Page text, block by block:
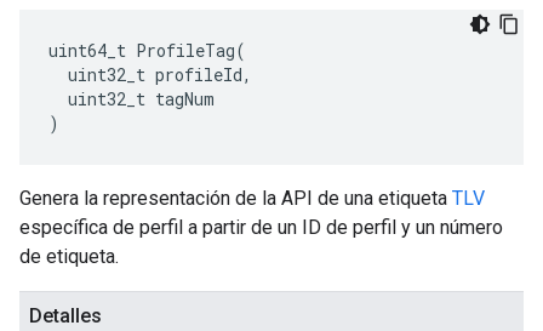
uint64_t ProfileTag(
  uint32_t profileId,
  uint32_t tagNum
)
Genera la representación de la API de una etiqueta TLV
específica de perfil a partir de un ID de perfil y un número
de etiqueta.
Detalles